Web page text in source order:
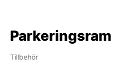
Parkeringsram
Tillbehör